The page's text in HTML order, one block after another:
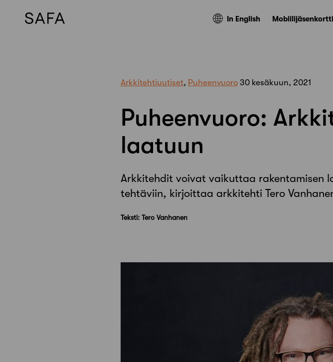
In English Mobiilijäsenkortti
Arkkitehtiuutiset, Puheenvuoro 30 kesäkuun, 2021
Puheenvuoro:
laatuun
Arkkitehdit voivat vaikuttaa rakentamisen
tehtäviin, kirjoittaa arkkitehti Tero
Teksti: Tero Vanhanen